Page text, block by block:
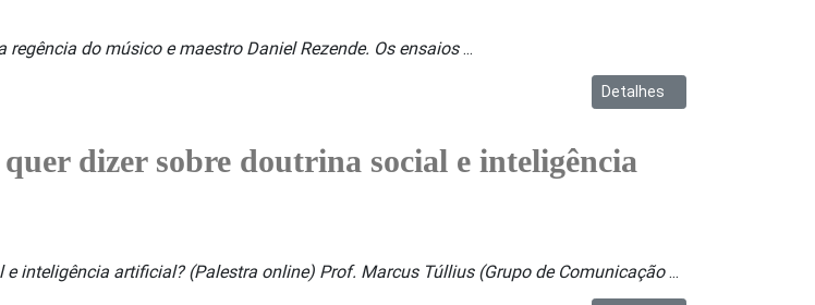
do músico e maestro Daniel Rezende. Os ensaios...
Detalhes
dizer sobre doutrina social e inteligência
inteligência artificial? (Palestra online) Prof. Marcus Túllius (Grupo de Comunicação...